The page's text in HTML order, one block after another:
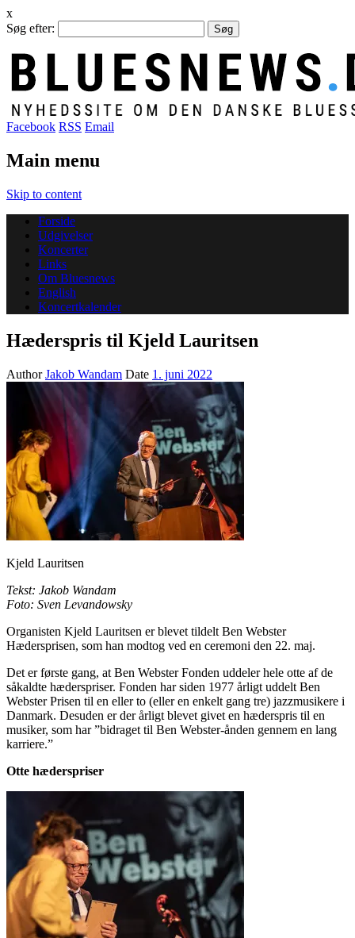
x
Søg efter:
Facebook RSS Email
Main menu
Skip to content
Forside
Udgivelser
Koncerter
Links
Om Bluesnews
English
Koncertkalender
Hæderspris til Kjeld Lauritsen
AuthorJakob Wandam Date 1. juni 2022
Kjeld Lauritsen
Tekst: Jakob Wandam
Foto: Sven Levandowsky
Organisten Kjeld Lauritsen er blevet tildelt Ben Webster
Hædersprisen, som han modtog ved en ceremoni den 22. maj.
Det er første gang, at Ben Webster Fonden uddeler hele otte af de
såkaldte hæderspriser. Fonden har siden 1977 årligt uddelt Ben
Webster Prisen til en eller to (eller en enkelt gang tre) jazzmusikere i
Danmark. Desuden er der årligt blevet givet en hæderspris til en
musiker, som har ”bidraget til Ben Webster-ånden gennem en lang
karriere.”
Otte hæderspriser